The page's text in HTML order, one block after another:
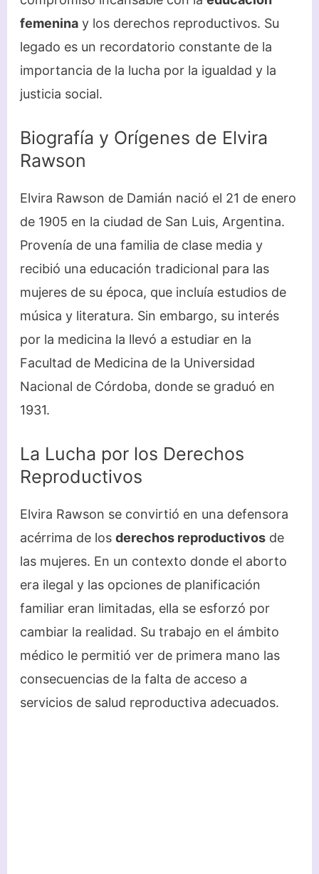
femeninay los derechos reproductivos. Su
legado es un recordatorio constante de la
importancia de la lucha por la igualdad y la
justicia social.
Biografía y Orígenes de Elvira
Rawson
Elvira Rawson de Damián nació el 21 de enero
de 1905 en la ciudad de San Luis, Argentina.
Provenía de una familia de clase media y
recibió una educación tradicional para las
mujeres de su época, que incluía estudios de
música y literatura. Sin embargo, su interés
por la medicina la llevó a estudiar en la
Facultad de Medicina de la Universidad
Nacional de Córdoba, donde se graduó en
1931.
La Lucha por los Derechos
Reproductivos
Elvira Rawson se convirtió en una defensora
acérrima de los derechos reproductivosde
las mujeres. En un contexto donde el aborto
era ilegal y las opciones de planificación
familiar eran limitadas, ella se esforzó por
cambiar la realidad. Su trabajo en el ámbito
médico le permitió ver de primera mano las
consecuencias de la falta de acceso a
servicios de salud reproductiva adecuados.